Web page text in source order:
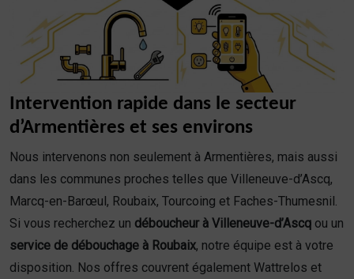
Intervention rapide dans le secteur
d’Armentières et ses environs
Nous intervenons non seulement à Armentières, mais aussi
dans les communes proches telles que Villeneuve-d’Ascq,
Marcq-en-Barœul, Roubaix, Tourcoing et Faches-Thumesnil.
Si vous recherchez un déboucheur à Villeneuve-d’Ascq ou un
service de débouchage à Roubaix, notre équipe est à votre
disposition. Nos offres couvrent également Wattrelos et